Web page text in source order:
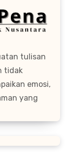
tulisan
tidak
emosi,
yang